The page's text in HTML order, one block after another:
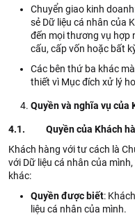
Chuyển giao kinh
sẻ Dữ liệu cá nhân của
đến mọi thương vụ hợp
cấu, cấp vốn hoặc bất
Các bên thứ ba khác
thiết vì Mục đích xử lý
Quyền và nghĩa vụ của
4.1. Quyền của Khách
Khách hàng với tư cách là
với Dữ liệu cá nhân của
khác:
Quyền được biết:
liệu cá nhân của mình.